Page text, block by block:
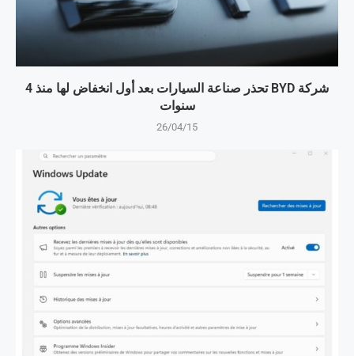
شركة BYD تحذر صناعة السيارات بعد أول انخفاض لها منذ 4
سنوات
26/04/15